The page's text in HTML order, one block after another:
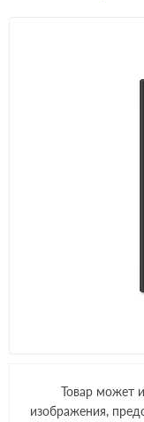
Товар может
изображения,